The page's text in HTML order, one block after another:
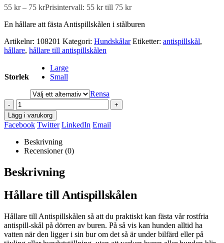
55 kr – 75 krPrisintervall: 55 kr till 75 kr
En hållare att fästa Antispillskålen i stålburen
Artikelnr: 108201 Kategori: Hundskålar Etiketter: antispillskål,
hållare, hållare till antispillskålen
Storlek
Large
Small
Rensa
-
+
Lägg i varukorg
Facebook Twitter LinkedIn Email
Beskrivning
Recensioner (0)
Beskrivning
Hållare till Antispillskålen
Hållare till Antispillskålen så att du praktiskt kan fästa vår rostfria
antispill-skål på dörren av buren. På så vis kan hunden alltid ha
vatten när den ligger i sin bur om det så är under bilfärd eller på